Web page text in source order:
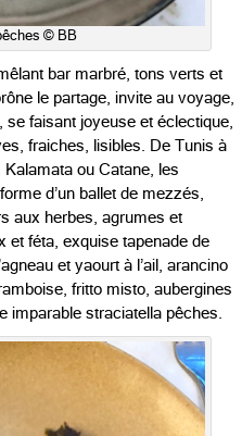
© BB
bar marbré, tons verts et
le partage, invite au voyage,
se faisant joyeuse et éclectique,
fraiches, lisibles. De Tunis à
ou Catane, les
d’un ballet de mezzés,
aux herbes, agrumes et
et féta, exquise tapenade de
et yaourt à l’ail, arancino
fritto misto, aubergines
imparable straciatella pêches.